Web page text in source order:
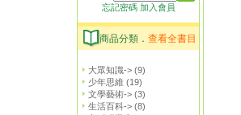
忘記密碼 加入會員
商品分類． 查看全書目
大眾知識-> (9)
少年思維 (19)
文學藝術-> (3)
生活百科-> (8)